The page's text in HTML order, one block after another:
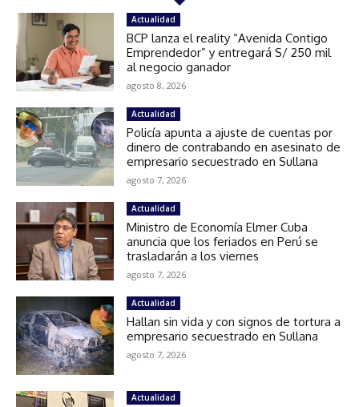
Actualidad
BCP lanza el reality “Avenida Contigo
Emprendedor” y entregará S/ 250 mil
al negocio ganador
agosto 8, 2026
Actualidad
Policía apunta a ajuste de cuentas por
dinero de contrabando en asesinato de
empresario secuestrado en Sullana
agosto 7, 2026
Actualidad
Ministro de Economía Elmer Cuba
anuncia que los feriados en Perú se
trasladarán a los viernes
agosto 7, 2026
Actualidad
Hallan sin vida y con signos de tortura a
empresario secuestrado en Sullana
agosto 7, 2026
Actualidad